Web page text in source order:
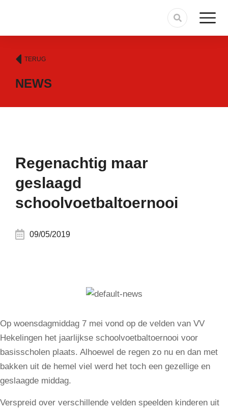
TERUG
NEWS
Regenachtig maar
geslaagd
schoolvoetbaltoernooi
09/05/2019
Op woensdagmiddag 7 mei vond op de velden van VV
Hekelingen het jaarlijkse schoolvoetbaltoernooi voor
basisscholen plaats. Alhoewel de regen zo nu en dan met
bakken uit de hemel viel werd het toch een gezellige en
geslaagde middag.
Verspreid over verschillende velden speelden kinderen uit